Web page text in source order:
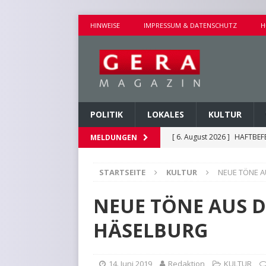
HINWEISE IMPRESSUM & DATENSCHUTZ
POLITIK LOKALES KULTUR
MELDUNGEN [ 6. August 2026 ]
[ 6. August 2026 ]
[ 6. August 2026 ]
[ 6. August 2026 ]
STARTSEITE KULTUR NEUE TÖNE
NEUE TÖNE AUS
HÄSELBURG
14. Juni 2019 Redaktion KULTUR